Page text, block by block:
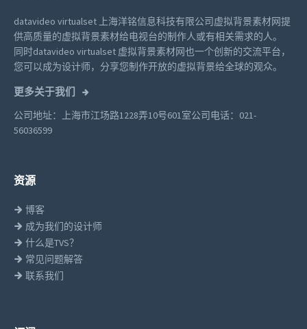
datavideo virtualset 上海洋铭信息科技有限公司虚拟背景素材网提
供高质量的虚拟背景素材给电视台的制作人或有相关需求的人。
同时datavideo virtualset 虚拟背景素材网也一个创新的交流平台，
您可以成为设计师，分享您制作开放的虚拟背景给全球的观众。
更多关于我们
公司地址：上海市江场路1228弄10号601室公司电话：021-
56036599
资源
博客
成为我们的设计师
什么是TVS？
常见问题解答
联系我们